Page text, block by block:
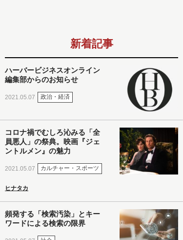
新着記事
ハーバービジネスオンライン
編集部からのお知らせ
2021.05.07 政治・経済
コロナ禍でむしろ沁みる「全
員悪人」の祭典。映画『ジェ
ントルメン』の魅力
2021.05.07 カルチャー・スポーツ
ヒナタカ
頻発する「検索汚染」とキー
ワードによる検索の限界